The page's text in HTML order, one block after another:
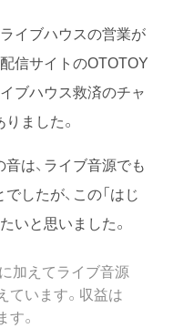
イブハウスの営業が
信サイトのOTOTOY
ブハウス救済のチャ
ました。
は、ライブ音源でも
したが、この「はじ
いと思いました。
加えてライブ音源
ています。収益は
。